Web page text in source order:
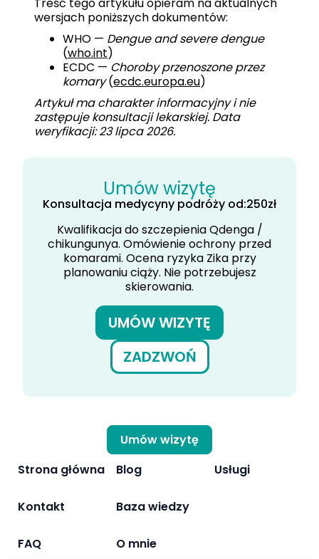
wersjach poniższych dokumentów:
WHO — Dengue and severe dengue
(who.int)
ECDC — Choroby przenoszone przez
komary(ecdc.europa.eu)
Artykuł ma charakter informacyjny i nie
zastępuje konsultacji lekarskiej. Data
weryfikacji: 23 lipca 2026.
Umów wizytę
Konsultacja medycyny podróży od:250zł
Kwalifikacja do szczepienia Qdenga /
chikungunya. Omówienie ochrony przed
komarami. Ocena ryzyka Zika przy
planowaniu ciąży. Nie potrzebujesz
skierowania.
UMÓW WIZYTĘ
ZADZWOŃ
Umów wizytę
Strona główna
Kontakt
FAQ
Blog
Baza wiedzy
O mnie
Usługi